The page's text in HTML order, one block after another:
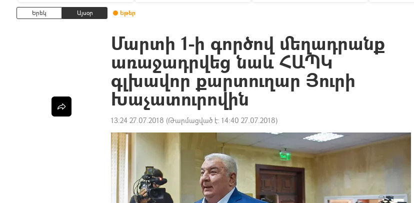
Երեկ Այսօր Եթեր
Մարտի 1-ի գործով մեղադրանք
առաջադրվեց նաև ՀԱՊԿ
գլխավոր քարտուղար Յուրի
Խաչատուրովին
13:24 27.07.2018 (Թարմացված է: 14:40 27.07.2018)